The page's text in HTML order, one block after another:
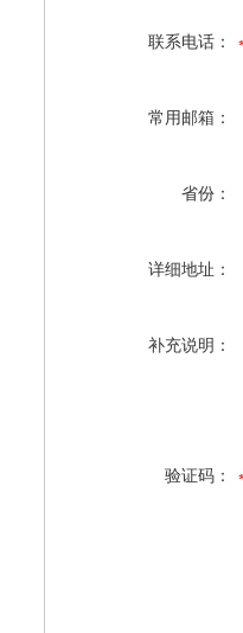
联系电话：
常用邮箱：
省份：
详细地址：
补充说明：
验证码：